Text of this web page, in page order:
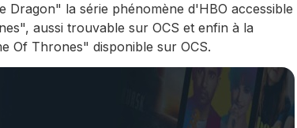
Dragon" la série phénomène d'HBO accessible
aussi trouvable sur OCS et enfin à la
Of Thrones" disponible sur OCS.